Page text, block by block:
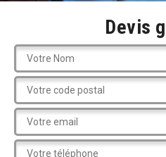
Devis